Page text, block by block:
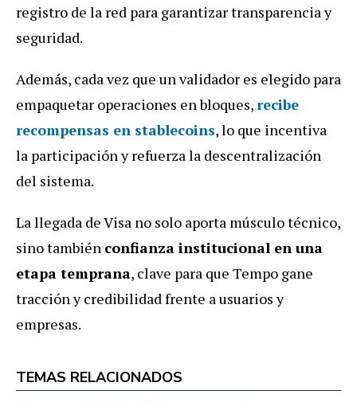
registro de la red para garantizar transparencia y
seguridad.
Además, cada vez que un validador es elegido para
empaquetar operaciones en bloques,recibe
recompensas en stablecoins, lo que incentiva
la participación y refuerza la descentralización
del sistema.
La llegada de Visa no solo aporta músculo técnico,
sino también confianza institucional en una
etapa temprana, clave para que Tempo gane
tracción y credibilidad frente a usuarios y
empresas.
TEMAS RELACIONADOS